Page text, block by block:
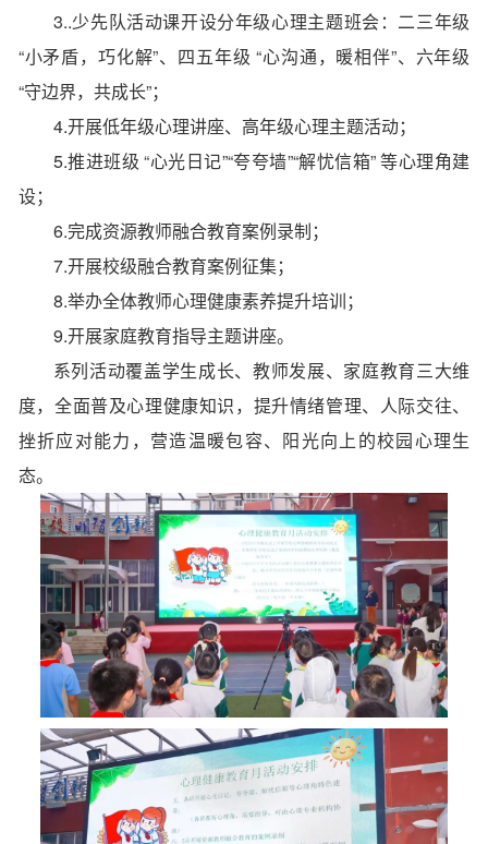
3..少先队活动课开设分年级心理主题班会：二三年级
“小矛盾，巧化解”、四五年级 “心沟通，暖相伴”、六年级
“守边界，共成长”；
4.开展低年级心理讲座、高年级心理主题活动；
5.推进班级 “心光日记”“夸夸墙”“解忧信箱” 等心理角建
设；
6.完成资源教师融合教育案例录制；
7.开展校级融合教育案例征集；
8.举办全体教师心理健康素养提升培训；
9.开展家庭教育指导主题讲座。
系列活动覆盖学生成长、教师发展、家庭教育三大维
度，全面普及心理健康知识，提升情绪管理、人际交往、
挫折应对能力，营造温暖包容、阳光向上的校园心理生
态。